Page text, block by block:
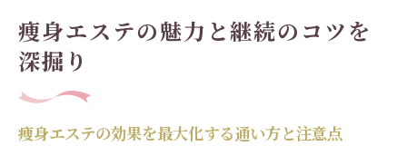
信頼できるエステサロンの見極め方法
理想の自分へ導く埼玉エステ活用術
エステの効果を活かして理想の自分に近づ
痩身エステの魅力と継続のコツを
深掘り
痩身エステの効果を最大化する通い方と注意点